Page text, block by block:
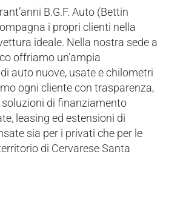
B.G.F. Auto (Bettin
i propri clienti nella
ideale. Nella nostra sede a
offriamo un’ampia
auto nuove, usate e chilometri
ogni cliente con trasparenza,
di finanziamento
leasing ed estensioni di
sia per i privati che per le
di Cervarese Santa